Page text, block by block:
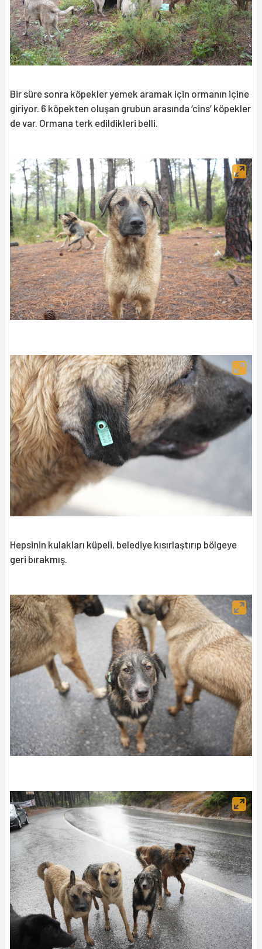
Bir süre sonra köpekler yemek aramak için ormanın içine
giriyor. 6 köpekten oluşan grubun arasında ‘cins’ köpekler
de var. Ormana terk edildikleri belli.
Hepsinin kulakları küpeli, belediye kısırlaştırıp bölgeye
geri bırakmış.